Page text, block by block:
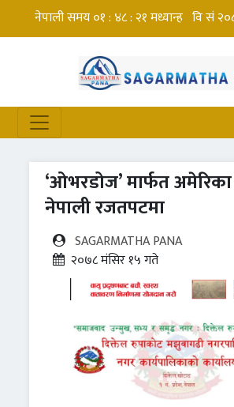
‘ओभरडोज’ मार्फत
नेपाली रजतपटमा
SAGARMATHA PANA
२०७८ मंसिर १५ गते